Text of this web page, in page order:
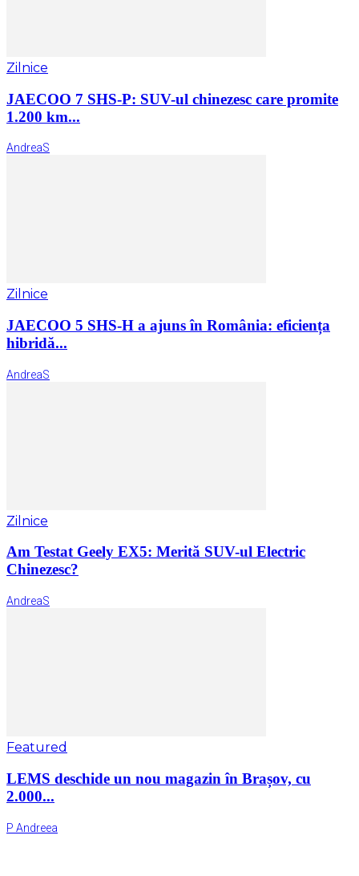
Zilnice
JAECOO 7 SHS-P: SUV-ul chinezesc care promite
1.200 km...
AndreaS
Zilnice
JAECOO 5 SHS-H a ajuns în România: eficiența
hibridă...
AndreaS
Zilnice
Am Testat Geely EX5: Merită SUV-ul Electric
Chinezesc?
AndreaS
Featured
LEMS deschide un nou magazin în Brașov, cu
2.000...
P Andreea